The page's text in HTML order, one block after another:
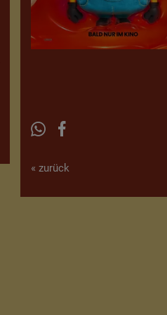
« zurück